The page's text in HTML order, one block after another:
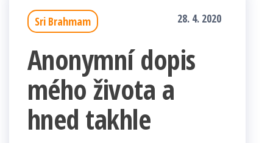
Sri Brahmam 28. 4. 2020
Anonymní dopis
mého života a
hned takhle